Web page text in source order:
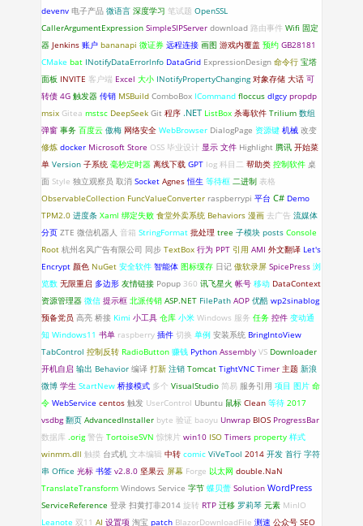
devenv 电子产品 微语言 深度学习 笔试题 OpenSSL
CallerArgumentExpression SimpleSIPServer download 路由事件 Wifi 固定
器 Jenkins 账户 bananapi 微证券 远程连接 画图 游戏内覆盖 预约 GB28181
CMake bat INotifyDataErrorlnfo DataGrid ExpressionDesign 命令行 宝塔
面板 INVITE 客户端 Excel 大小 INotifyPropertyChanging 对象存储 大话 可
转债 4G 触发器 传销 MSBuild ComboBox ICommand floccus dlgcy propdp
msix Gitea mstsc DeepSeek Git 程序 .NET ListBox 杀毒软件 Trilium 数组
弹窗 事务 百度云 傲梅 网络安全 WebBrowser DialogPage 资源键 机械 改变
修炼 docker Microsoft Store OSS 毕业设计 显示 文件 Highlight 腾讯 开始菜
单 Version 子系统 毫秒定时器 离线下载 GPT log 科目二 帮助类 控制软件 桌
面 Style 独立观察员 取消 Socket Agnes 恒生 等待框 二进制 表格
ObservableCollection FuncValueConverter raspberrypi 平台 C# Demo
TPM2.0 进度条 Xaml 绑定失败 食堂外卖系统 Behaviors 漫画 去广告 流媒体
分页 ZTE 微信机器人 音箱 StringFormat 批处理 tree 子模块 posts Console
Root 杭州名风广告有限公司 同步 TextBox 行为 PPT 引用 AMI 外文翻译 Let's
Encrypt 颜色 NuGet 安全软件 智能体 图标缓存 日记 傲软录屏 SpicePress 浏
览数 无限重启 多边形 友情链接 Popup 360 讯飞星火 帐号 移动 DataContext
资源管理器 微信 提示框 北派传销 ASP.NET FilePath AOP 优酷 wp2sinablog
预备党员 高亮 桥接 Kimi 小工具 仓库 小米 Windows 服务 任务 控件 变动通
知 Windows11 书单 raspberry 插件 切换 单例 安装系统 BringIntoView
TabControl 控制反转 RadioButton 赚钱 Python Assembly VS Downloader
开机自启 输出 Behavior 编译 打新 注销 Tomcat TightVNC Timer 主题 新浪
微博 学生 StartNew 桥接模式 多个 VisualStudio 简易 服务引用 项目 图片 命
令 WebService centos 触发 UserControl Ubuntu 鼠标 Clean 等待 2017
vsdbg 翻页 AdvancedInstaller byte 验证 baoyu Unwrap BIOS ProgressBar
数据库 .orig 警告 TortoiseSVN 惊悚片 win10 ISO Timers property 样式
winmm.dll 触摸 台式机 文本编辑 中转 comic ViVeTool 2014 开发 首行 字符
串 Office 光标 书签 v2.8.0 坚果云 屏幕 Forge 以太网 double.NaN
TranslateTransform Windows Service 字节 蝶贝蕾 Solution WordPress
ServiceReference 登录 扫黄打非2014 旋转 RTP 迁移 罗莉琴 元素 MinIO
Leanote 双11 AI 设置项 淘宝 patch BlazorDownloadFile 测速 公众号 SEO